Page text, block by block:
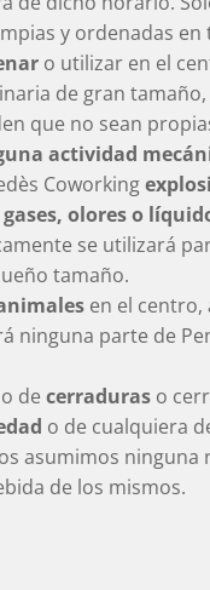
y ordenadas
o utilizar en el
de gran
que no sean
actividad
Coworking
gases, olores o
se utilizará
tamaño.
en el centro,
ninguna parte de
decerraduras o
o de cualquiera
asumimos ninguna
de los mismos.